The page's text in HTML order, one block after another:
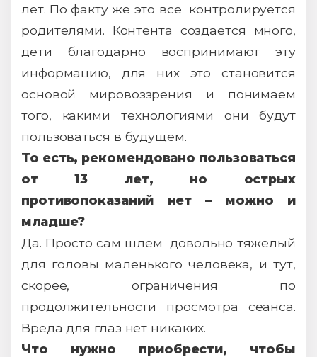
лет. По факту же это все контролируется
родителями. Контента создается много,
дети благодарно воспринимают эту
информацию, для них это становится
основой мировоззрения и понимаем
того, какими технологиями они будут
пользоваться в будущем.
То есть, рекомендовано пользоваться
от 13 лет, но острых
противопоказаний нет – можно и
младше?
Да. Просто сам шлем довольно тяжелый
для головы маленького человека, и тут,
скорее, ограничения по
продолжительности просмотра сеанса.
Вреда для глаз нет никаких.
Что нужно приобрести, чтобы